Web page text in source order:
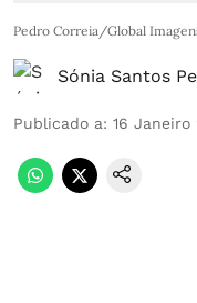
Pedro Correia/Global
Sónia Santos
Publicado a: 16 Janeiro